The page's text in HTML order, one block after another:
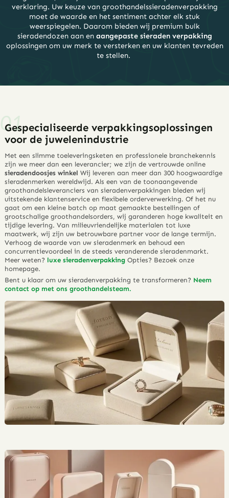
verklaring. Uw keuze van groothandelssieradenverpakking
moet de waarde en het sentiment achter elk stuk
weerspiegelen. Daarom bieden wij premium bulk
sieradendozen aan en aangepaste sieraden verpakking
oplossingen om uw merk te versterken en uw klanten tevreden
te stellen.
Gespecialiseerde verpakkingsoplossingen
voor de juwelenindustrie
Met een slimme toeleveringsketen en professionele branchekennis
zijn we meer dan een leverancier; we zijn de vertrouwde online
sieradendoosjes winkel Wij leveren aan meer dan 300 hoogwaardige
sieradenmerken wereldwijd. Als een van de toonaangevende
groothandelsleveranciers van sieradenverpakkingen bieden wij
uitstekende klantenservice en flexibele orderverwerking. Of het nu
gaat om een ​​kleine batch op maat gemaakte bestellingen of
grootschalige groothandelsorders, wij garanderen hoge kwaliteit en
tijdige levering. Van milieuvriendelijke materialen tot luxe
maatwerk, wij zijn uw betrouwbare partner voor de lange termijn.
Verhoog de waarde van uw sieradenmerk en behoud een
concurrentievoordeel in de steeds veranderende sieradenmarkt.
Meer weten? luxe sieradenverpakking Opties? Bezoek onze
homepage.
Bent u klaar om uw sieradenverpakking te transformeren? Neem
contact op met ons groothandelsteam.